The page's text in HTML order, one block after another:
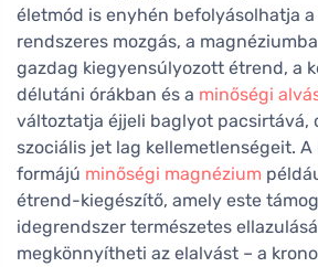
életmód is enyhén befolyásolhatja
rendszeres mozgás, a
gazdag kiegyensúlyozott étrend, a
délutáni órákban és a minőségi
változtatja éjjeli baglyot pacsirtává,
szociális jet lag kellemetlenségeit.
formájú minőségi magnézium
étrend-kiegészítő, amely este
idegrendszer természetes
megkönnyítheti az elalvást – a